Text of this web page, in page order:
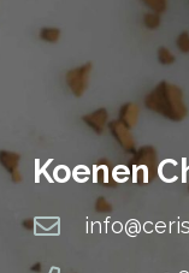
Koenen